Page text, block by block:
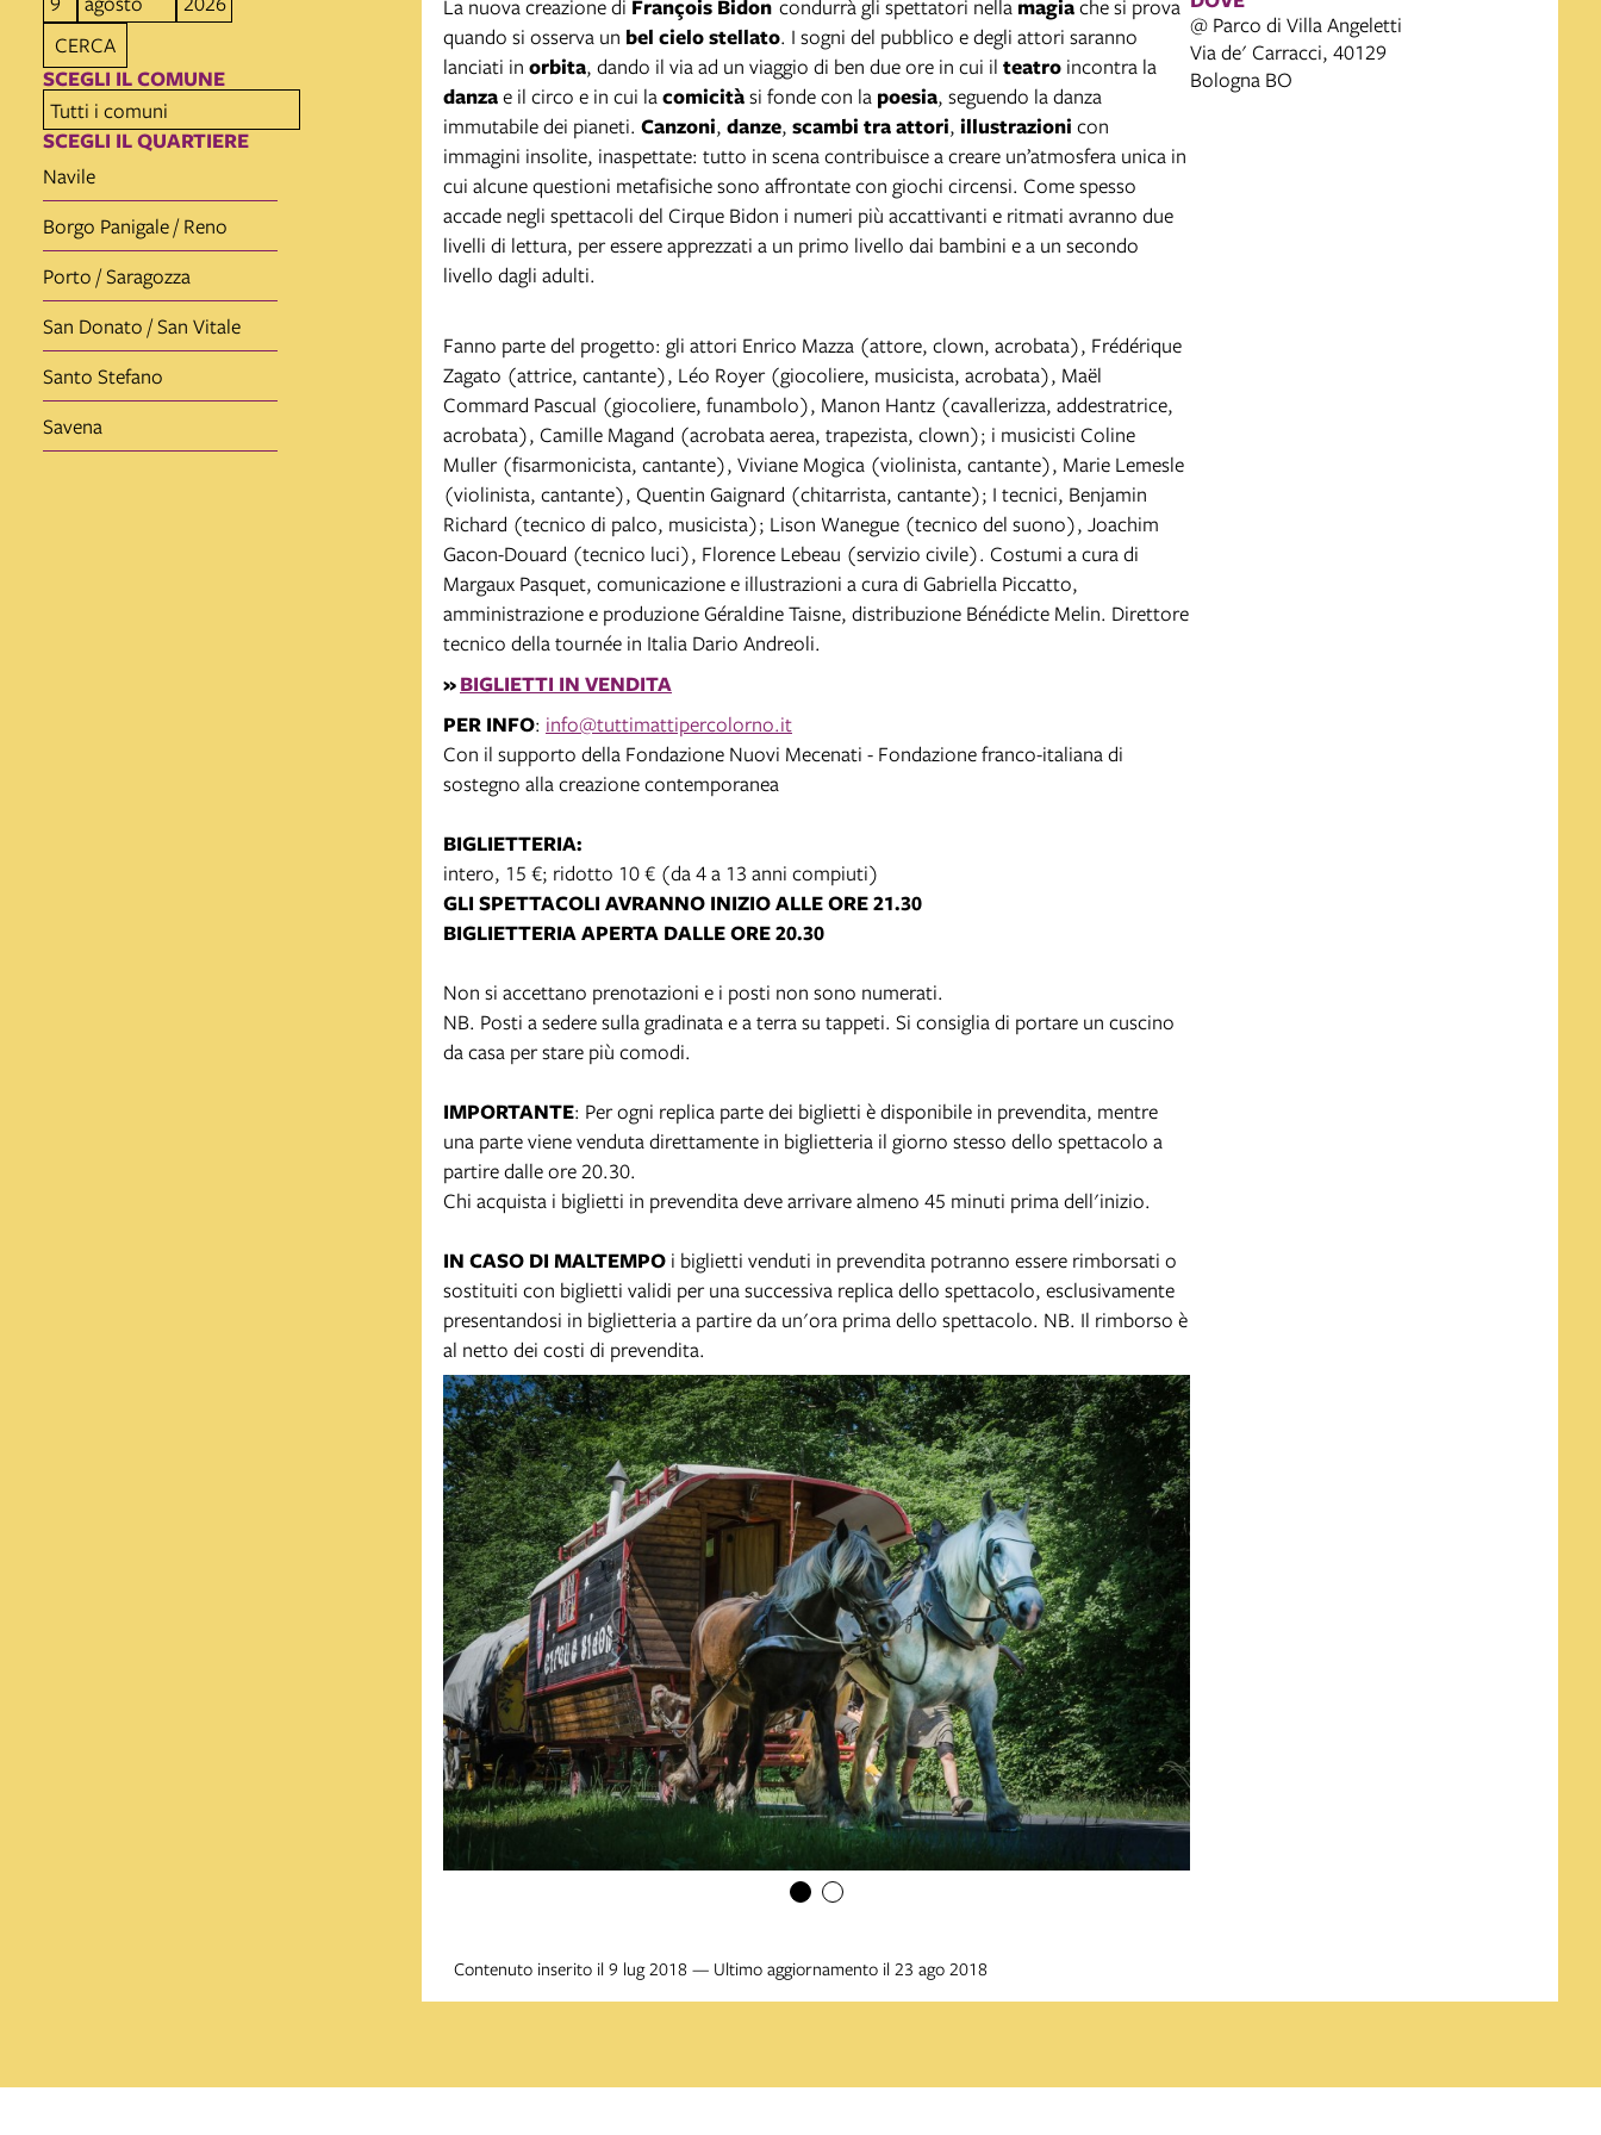
CERCA
SCEGLI IL COMUNE
SCEGLI IL QUARTIERE
Navile
Borgo Panigale / Reno
Porto / Saragozza
San Donato / San Vitale
Santo Stefano
Savena
La nuova creazione di François Bidon condurrà gli spettatori nella magiache si prova
quando si osserva un bel cielo stellato. I sogni del pubblico e degli attori saranno
lanciati in orbita, dando il via ad un viaggio di ben due ore in cui il teatro incontra la
danzae il circo e in cui lacomicitàsi fonde con la poesia, seguendo la danza
immutabile dei pianeti. Canzoni, danze, scambi tra attori, illustrazioni con
immagini insolite, inaspettate: tutto in scena contribuisce a creare un’atmosfera unica in
cui alcune questioni metafisiche sono affrontate con giochi circensi. Come spesso
accade negli spettacoli del Cirque Bidon i numeri più accattivanti e ritmati avranno due
livelli di lettura, per essere apprezzati a un primo livello dai bambini e a un secondo
livello dagli adulti.
Fanno parte del progetto: gli attori Enrico Mazza (attore, clown, acrobata), Frédérique
Zagato (attrice, cantante), Léo Royer (giocoliere, musicista, acrobata), Maël
Commard Pascual (giocoliere, funambolo), Manon Hantz (cavallerizza, addestratrice,
acrobata), Camille Magand (acrobata aerea, trapezista, clown); i musicisti Coline
Muller (fisarmonicista, cantante), Viviane Mogica (violinista, cantante), Marie Lemesle
(violinista, cantante), Quentin Gaignard (chitarrista, cantante); I tecnici, Benjamin
Richard (tecnico di palco, musicista); Lison Wanegue (tecnico del suono), Joachim
Gacon-Douard (tecnico luci), Florence Lebeau (servizio civile). Costumi a cura di
Margaux Pasquet, comunicazione e illustrazioni a cura di Gabriella Piccatto,
amministrazione e produzione Géraldine Taisne, distribuzione Bénédicte Melin. Direttore
tecnico della tournée in Italia Dario Andreoli.
»BIGLIETTI IN VENDITA
PER INFO: info@tuttimattipercolorno.it
Con il supporto della Fondazione Nuovi Mecenati - Fondazione franco-italiana di
sostegno alla creazione contemporanea
BIGLIETTERIA:
intero, 15 €; ridotto 10 € (da 4 a 13 anni compiuti)
GLI SPETTACOLI AVRANNO INIZIO ALLE ORE 21.30
BIGLIETTERIA APERTA DALLE ORE 20.30
Non si accettano prenotazioni e i posti non sono numerati.
NB. Posti a sedere sulla gradinata e a terra su tappeti. Si consiglia di portare un cuscino
da casa per stare più comodi.
IMPORTANTE: Per ogni replica parte dei biglietti è disponibile in prevendita, mentre
una parte viene venduta direttamente in biglietteria il giorno stesso dello spettacolo a
partire dalle ore 20.30.
Chi acquista i biglietti in prevendita deve arrivare almeno 45 minuti prima dell'inizio.
IN CASO DI MALTEMPO i biglietti venduti in prevendita potranno essere rimborsati o
sostituiti con biglietti validi per una successiva replica dello spettacolo, esclusivamente
presentandosi in biglietteria a partire da un'ora prima dello spettacolo. NB. Il rimborso è
al netto dei costi di prevendita.
@ Parco di Villa Angeletti
Via de' Carracci, 40129
Bologna BO
Contenuto inserito il 9 lug 2018 — Ultimo aggiornamento il 23 ago 2018